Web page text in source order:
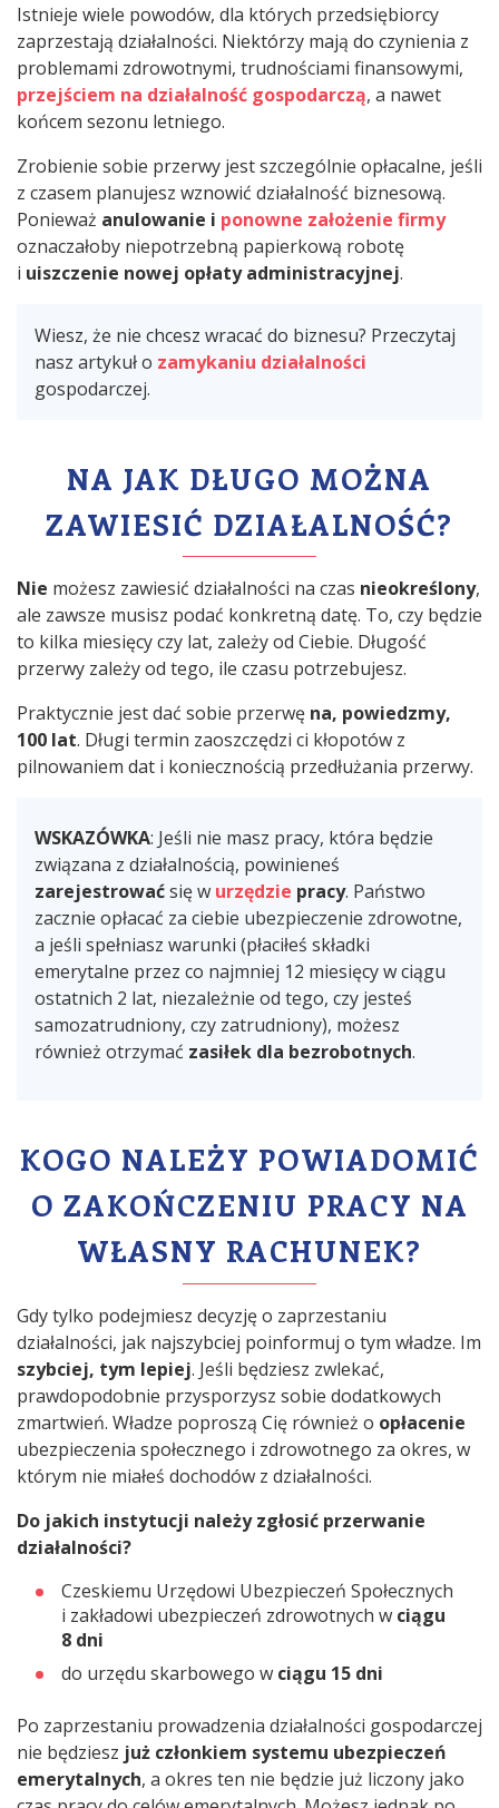
Istnieje wiele powodów, dla których przedsiębiorcy
zaprzestają działalności. Niektórzy mają do czynienia z
problemami zdrowotnymi, trudnościami finansowymi,
przejściem na działalność gospodarczą, a nawet
końcem sezonu letniego.
Zrobienie sobie przerwy jest szczególnie opłacalne, jeśli
z czasem planujesz wznowić działalność biznesową.
Ponieważ anulowanie i ponowne założenie firmy
oznaczałoby niepotrzebną papierkową robotę
i uiszczenie nowej opłaty administracyjnej.
Wiesz, że nie chcesz wracać do biznesu? Przeczytaj
nasz artykuł o zamykaniu działalności
gospodarczej.
NA JAK DŁUGO MOŻNA
ZAWIESIĆ DZIAŁALNOŚĆ?
Nie możesz zawiesić działalności na czas nieokreślony,
ale zawsze musisz podać konkretną datę. To, czy będzie
to kilka miesięcy czy lat, zależy od Ciebie. Długość
przerwy zależy od tego, ile czasu potrzebujesz.
Praktycznie jest dać sobie przerwę na, powiedzmy,
100 lat. Długi termin zaoszczędzi ci kłopotów z
pilnowaniem dat i koniecznością przedłużania przerwy.
WSKAZÓWKA: Jeśli nie masz pracy, która będzie
związana z działalnością, powinieneś
zarejestrowaćsię w urzędzie pracy. Państwo
zacznie opłacać za ciebie ubezpieczenie zdrowotne,
a jeśli spełniasz warunki (płaciłeś składki
emerytalne przez co najmniej 12 miesięcy w ciągu
ostatnich 2 lat, niezależnie od tego, czy jesteś
samozatrudniony, czy zatrudniony), możesz
również otrzymać zasiłek dla bezrobotnych.
KOGO NALEŻY POWIADOMIĆ
O ZAKOŃCZENIU PRACY NA
WŁASNY RACHUNEK?
Gdy tylko podejmiesz decyzję o zaprzestaniu
działalności, jak najszybciej poinformuj o tym władze. Im
szybciej, tym lepiej. Jeśli będziesz zwlekać,
prawdopodobnie przysporzysz sobie dodatkowych
zmartwień. Władze poproszą Cię również o opłacenie
ubezpieczenia społecznego i zdrowotnego za okres, w
którym nie miałeś dochodów z działalności.
Do jakich instytucji należy zgłosić przerwanie
działalności?
Czeskiemu Urzędowi Ubezpieczeń Społecznych
i zakładowi ubezpieczeń zdrowotnych w ciągu
8 dni
do urzędu skarbowego w ciągu 15 dni
Po zaprzestaniu prowadzenia działalności gospodarczej
nie będziesz już członkiem systemu ubezpieczeń
emerytalnych, a okres ten nie będzie już liczony jako